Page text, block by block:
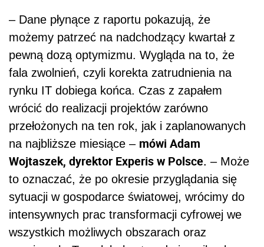
– Dane płynące z raportu pokazują, że
możemy patrzeć na nadchodzący kwartał z
pewną dozą optymizmu. Wygląda na to, że
fala zwolnień, czyli korekta zatrudnienia na
rynku IT dobiega końca. Czas z zapałem
wrócić do realizacji projektów zarówno
przełożonych na ten rok, jak i zaplanowanych
na najbliższe miesiące – mówi Adam
Wojtaszek, dyrektor Experis w Polsce. – Może
to oznaczać, że po okresie przyglądania się
sytuacji w gospodarce światowej, wrócimy do
intensywnych prac transformacji cyfrowej we
wszystkich możliwych obszarach oraz